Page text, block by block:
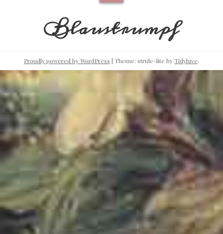
Blaustrumpf
Proudly powered by WordPress | Theme: stride-lite byTidyhive.